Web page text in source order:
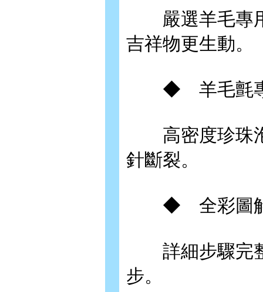
嚴選羊毛專用
吉祥物更生動。
◆ 羊毛氈專
高密度珍珠泡
針斷裂。
◆ 全彩圖解
詳細步驟完整
步。